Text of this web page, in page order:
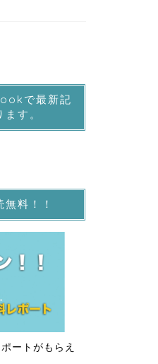
で最新記
す。
料！！
ートがもらえ